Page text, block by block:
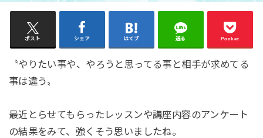
ポスト シェア はてブ 送る Pocket
〝やりたい事や、やろうと思ってる事と相手が求めてる
事は違う〟
最近とらせてもらったレッスンや講座内容のアンケート
の結果をみて、強くそう思いましたね。